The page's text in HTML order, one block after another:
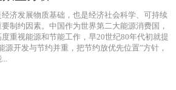
经济发展物质基础，也是经济社会科学、可持续
制约因素。中国作为世界第二大能源消费国，
重视能源和节能工作，早20世纪80年代初就提
源开发与节约并重，把节约放优先位置”方针，